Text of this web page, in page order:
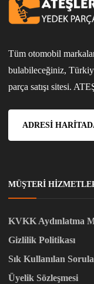
Tüm otomobil
bulabileceğiniz,
parça satışı sitesi.
ADRESI
MÜŞTERI
KVKK Aydınlatma
Gizlilik Politikası
Sık Kullanılan
Üyelik Sözleşmesi